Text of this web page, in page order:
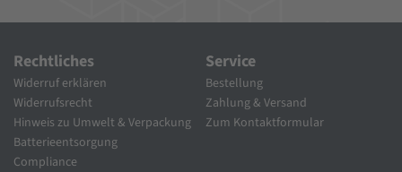
Rechtliches
Widerruf erklären
Widerrufsrecht
Hinweis zu Umwelt & Verpackung
Batterieentsorgung
Compliance
Service
Bestellung
Zahlung & Versand
Zum Kontaktformular